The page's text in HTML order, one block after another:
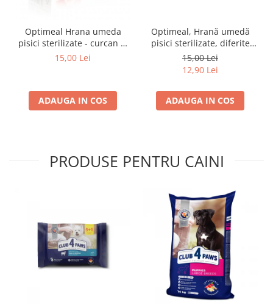
Optimeal Hrana umeda
pisici sterilizate - curcan si
pui in sos, set 3+1,
15,00 Lei
ADAUGA IN COS
Optimeal, Hrană umedă
pisici sterilizate, diferite
arome, (3+1), 0.34kg
15,00 Lei
12,90 Lei
ADAUGA IN COS
PRODUSE PENTRU CAINI